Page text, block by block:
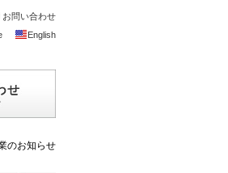
お問い合わせ
English
のお知らせ